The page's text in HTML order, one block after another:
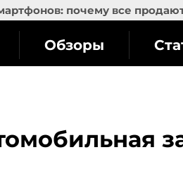
почему все
Обзоры